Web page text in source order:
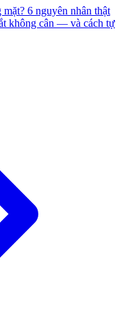
6 nguyên nhân thật
không cân — và cách tự